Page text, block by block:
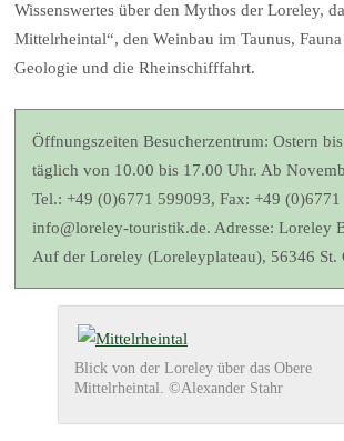
Wissenswertes über den Mythos der Loreley,
Mittelrheintal“, den Weinbau im Taunus,
Geologie und die Rheinschifffahrt.
Öffnungszeiten Besucherzentrum: Ostern
täglich von 10.00 bis 17.00 Uhr. Ab
Tel.: +49 (0)6771 599093, Fax: +49
info@loreley-touristik.de. Adresse: Loreley
Auf der Loreley (Loreleyplateau), 56346 St.
Blick von der Loreley über das Obere
Mittelrheintal. ©Alexander Stahr